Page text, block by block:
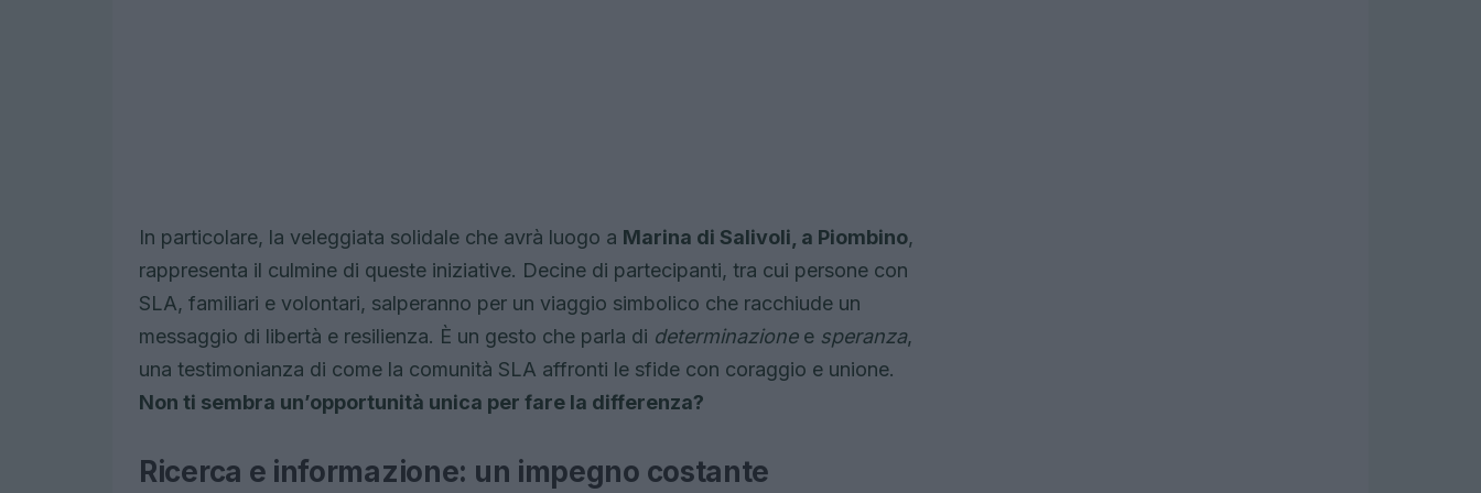
In particolare, la veleggiata solidale che avrà luogo a Marina di Salivoli, a Piombino,
rappresenta il culmine di queste iniziative. Decine di partecipanti, tra cui persone con
SLA, familiari e volontari, salperanno per un viaggio simbolico che racchiude un
messaggio di libertà e resilienza. È un gesto che parla di determinazionee speranza,
una testimonianza di come la comunità SLA affronti le sfide con coraggio e unione.
Non ti sembra un’opportunità unica per fare la differenza?
Ricerca e informazione: un impegno costante